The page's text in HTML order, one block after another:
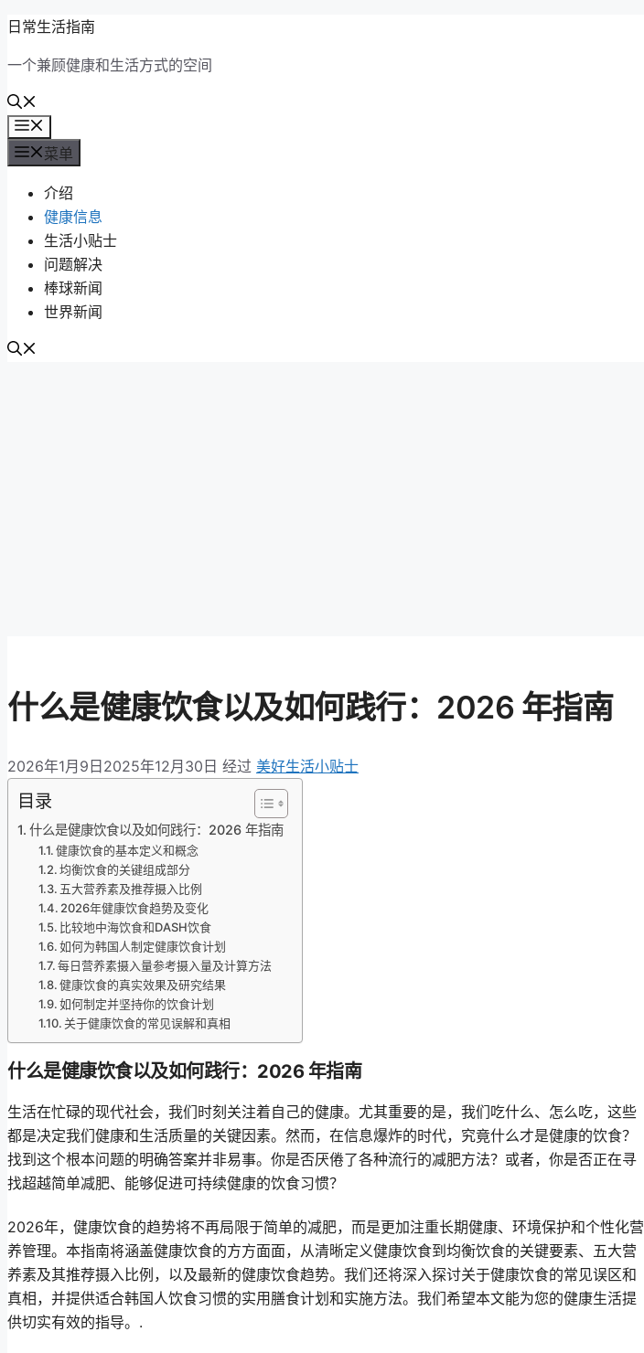
跳
容
日常生活指南
一个兼顾健康和生活方式的空间
单
菜单
介绍
健康信息
生活小贴士
问题解决
棒球新闻
世界新闻
什么是健康饮食以及如何践行：2026 年指南
2026年1月9日 2025年12月30日 经过 美好生活小贴士
目录
什么是健康饮食以及如何践行：2026 年指南
健康饮食的基本定义和概念
均衡饮食的关键组成部分
五大营养素及推荐摄入比例
2026年健康饮食趋势及变化
比较地中海饮食和DASH饮食
如何为韩国人制定健康饮食计划
每日营养素摄入量参考摄入量及计算方法
健康饮食的真实效果及研究结果
如何制定并坚持你的饮食计划
关于健康饮食的常见误解和真相
什么是健康饮食以及如何践行：2026 年指南
生活在忙碌的现代社会，我们时刻关注着自己的健康。尤其重要的是，我们吃什么、怎么吃，这些
都是决定我们健康和生活质量的关键因素。然而，在信息爆炸的时代，究竟什么才是健康的饮食？
找到这个根本问题的明确答案并非易事。你是否厌倦了各种流行的减肥方法？或者，你是否正在寻
找超越简单减肥、能够促进可持续健康的饮食习惯？
2026年，健康饮食的趋势将不再局限于简单的减肥，而是更加注重长期健康、环境保护和个性化营
养管理。本指南将涵盖健康饮食的方方面面，从清晰定义健康饮食到均衡饮食的关键要素、五大营
养素及其推荐摄入比例，以及最新的健康饮食趋势。我们还将深入探讨关于健康饮食的常见误区和
真相，并提供适合韩国人饮食习惯的实用膳食计划和实施方法。我们希望本文能为您的健康生活提
供切实有效的指导。.